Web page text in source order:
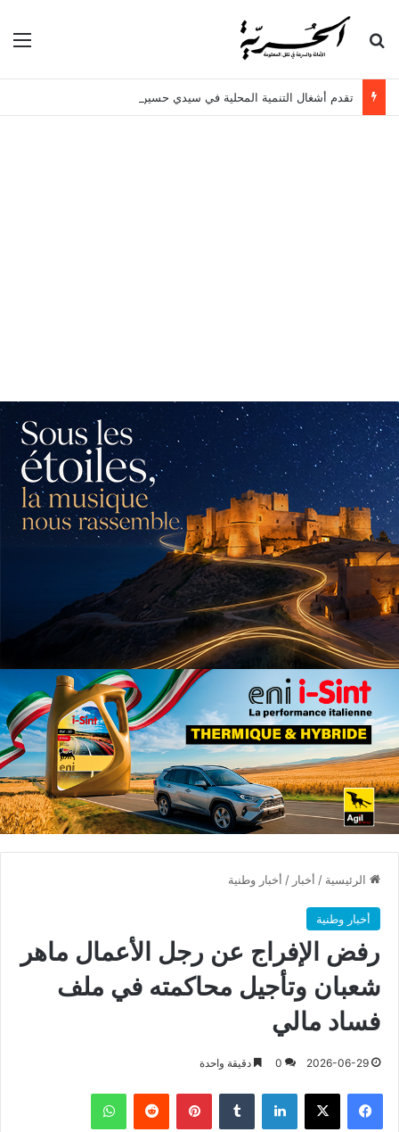
بحث عن
تقدم أشغال التنمية المحلية في سيدي حسين
الرئيسية / أخبار / أخبار وطنية
أخبار وطنية
رفض الإفراج عن رجل الأعمال ماهر
شعبان وتأجيل محاكمته في ملف
فساد مالي
2026-06-29
0 دقيقة واحدة
فيسبوك X لينكدإن بينتيريست واتساب